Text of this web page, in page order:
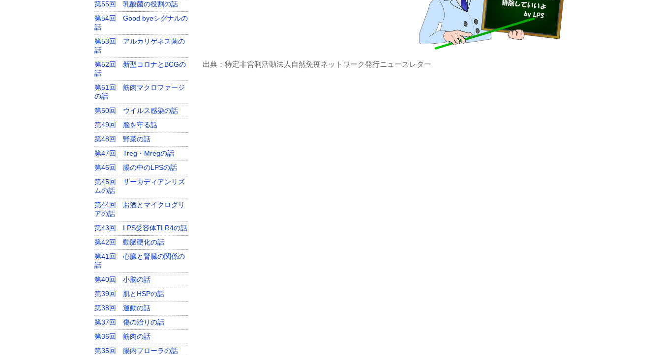
出典：特定非営利活動法人自然免疫ネットワーク発行ニュースレター
第55回 乳酸菌の役割の話
第54回 Good byeシグナルの
話
第53回 アルカリゲネス菌の
話
第52回 新型コロナとBCGの
話
第51回 筋肉マクロファージ
の話
第50回 ウイルス感染の話
第49回 脳を守る話
第48回 野菜の話
第47回 Treg・Mregの話
第46回 腸の中のLPSの話
第45回 サーカディアンリズ
ムの話
第44回 お酒とマイクログリ
アの話
第43回 LPS受容体TLR4の話
第42回 動脈硬化の話
第41回 心臓と腎臓の関係の
話
第40回 小脳の話
第39回 肌とHSPの話
第38回 運動の話
第37回 傷の治りの話
第36回 筋肉の話
第35回 腸内フローラの話